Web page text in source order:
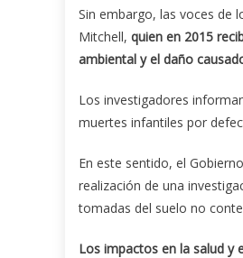
Sin embargo, las voces de
Mitchell, quien en 2015
ambiental y el daño
Los investigadores
muertes infantiles por
En este sentido, el
realización de una
tomadas del suelo no
Los impactos en la salud y